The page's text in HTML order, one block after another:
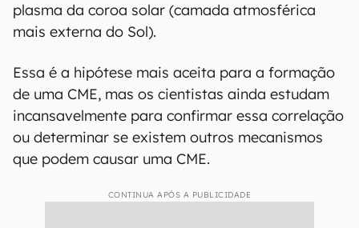
plasma da coroa solar (camada atmosférica
mais externa do Sol).
Essa é a hipótese mais aceita para a formação
de uma CME, mas os cientistas ainda estudam
incansavelmente para confirmar essa correlação
ou determinar se existem outros mecanismos
que podem causar uma CME.
CONTINUA APÓS A PUBLICIDADE